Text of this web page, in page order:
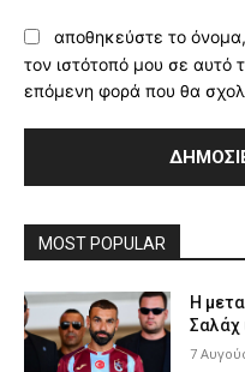
αποθηκεύστε το
τον ιστότοπό μου σε αυτό
επόμενη φορά που θα
MOST POPULAR
Η
Σαλάχ
7